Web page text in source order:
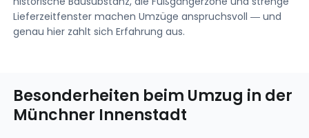
Lieferzeitfenster machen Umzüge anspruchsvoll — und
genau hier zahlt sich Erfahrung aus.
Besonderheiten beim Umzug in der
Münchner Innenstadt